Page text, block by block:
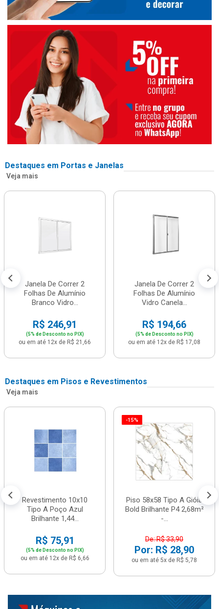
Destaques em Portas e Janelas
Veja mais
Janela De Correr 2
Folhas De Alumínio
Branco Vidro...
R$ 246,91
(5% de Desconto no PIX)
ou em até 12x de R$ 21,66
Janela De Correr 2
Folhas De Alumínio
Vidro Canela...
R$ 194,66
(5% de Desconto no PIX)
ou em até 12x de R$ 17,08
Destaques em Pisos e Revestimentos
Veja mais
Revestimento 10x10
Tipo A Poço Azul
Brilhante 1,44...
R$ 75,91
(5% de Desconto no PIX)
ou em até 12x de R$ 6,66
-15%
Piso 58x58 Tipo A Gióia
Bold Brilhante P4 2,68m²
-...
De: R$ 33,90
Por: R$ 28,90
ou em até 5x de R$ 5,78